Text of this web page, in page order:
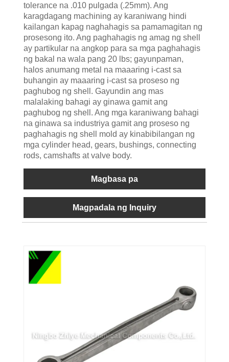
tolerance na .010 pulgada (.25mm). Ang
karagdagang machining ay karaniwang hindi
kailangan kapag naghahagis sa pamamagitan ng
prosesong ito. Ang paghahagis ng amag ng shell
ay partikular na angkop para sa mga paghahagis
ng bakal na wala pang 20 lbs; gayunpaman,
halos anumang metal na maaaring i-cast sa
buhangin ay maaaring i-cast sa proseso ng
paghubog ng shell. Gayundin ang mas
malalaking bahagi ay ginawa gamit ang
paghubog ng shell. Ang mga karaniwang bahagi
na ginawa sa industriya gamit ang proseso ng
paghahagis ng shell mold ay kinabibilangan ng
mga cylinder head, gears, bushings, connecting
rods, camshafts at valve body.
Magbasa pa
Magpadala ng Inquiry